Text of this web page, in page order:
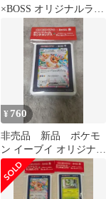
×BOSS オリジナルラン
チボックス ホゲータ
¥ 760
非売品 新品 ポケモ
ン イーブイ オリジナル
ランチボックス